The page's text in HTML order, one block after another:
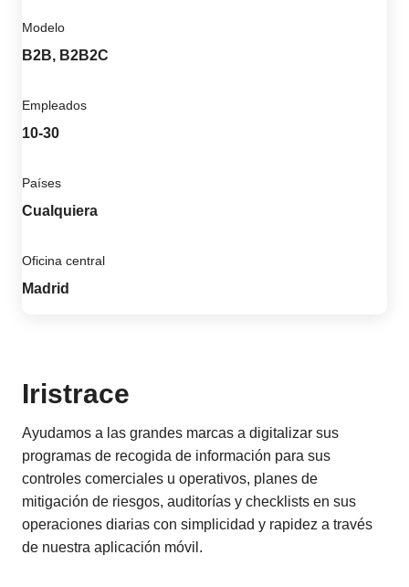
Modelo
B2B, B2B2C
Empleados
10-30
Países
Cualquiera
Oficina central
Madrid
Iristrace
Ayudamos a las grandes marcas a digitalizar sus
programas de recogida de información para sus
controles comerciales u operativos, planes de
mitigación de riesgos, auditorías y checklists en sus
operaciones diarias con simplicidad y rapidez a través
de nuestra aplicación móvil.